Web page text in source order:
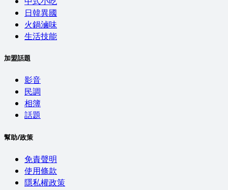
日韓異國
火鍋滷味
生活技能
加盟話題
影音
民調
相簿
話題
幫助/政策
免責聲明
使用條款
隱私權政策